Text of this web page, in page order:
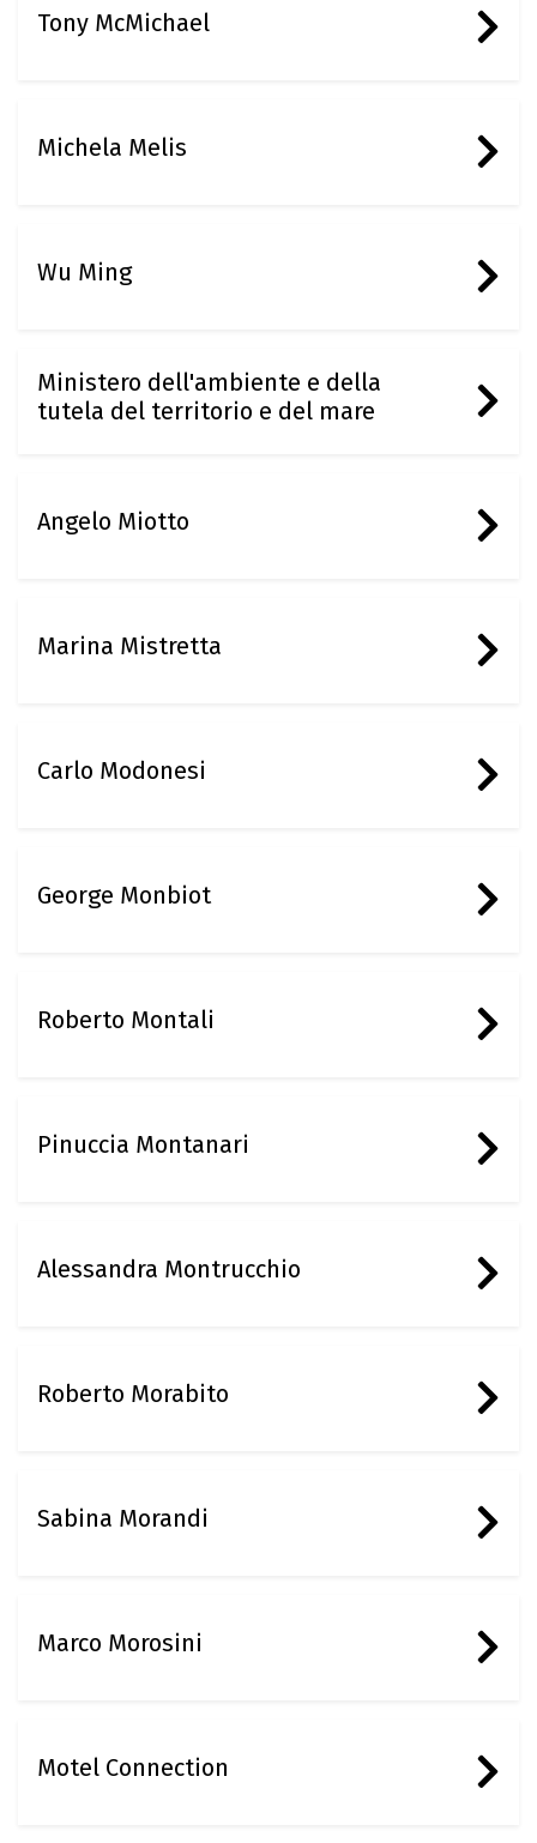
Tony McMichael
Michela Melis
Wu Ming
Ministero dell'ambiente e della
tutela del territorio e del mare
Angelo Miotto
Marina Mistretta
Carlo Modonesi
George Monbiot
Roberto Montali
Pinuccia Montanari
Alessandra Montrucchio
Roberto Morabito
Sabina Morandi
Marco Morosini
Motel Connection